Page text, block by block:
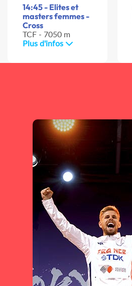
14:45 - Elites et
masters femmes -
Cross
TCF - 7050 m
Plus d'infos